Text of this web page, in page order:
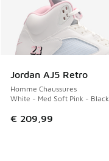
Jordan AJ5 Retro
Homme Chaussures
White - Med Soft Pink - Black
€ 209,99